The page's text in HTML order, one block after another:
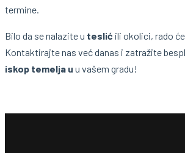
termine.
Bilo da se nalazite u teslić ili okolici, rado
Kontaktirajte nas već danas i zatražite
iskop temelja u u vašem gradu!